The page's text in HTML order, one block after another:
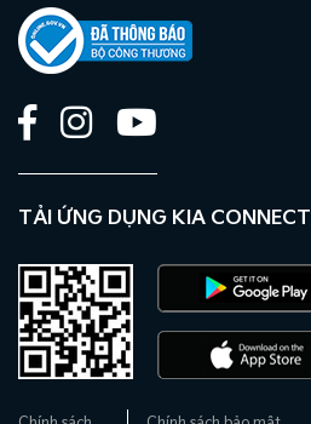
TẢI ỨNG DỤNG KIA CONNECT